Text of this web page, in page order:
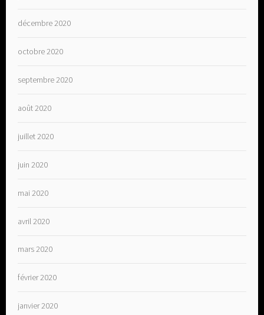
décembre 2020
octobre 2020
septembre 2020
août 2020
juillet 2020
juin 2020
mai 2020
avril 2020
mars 2020
février 2020
janvier 2020